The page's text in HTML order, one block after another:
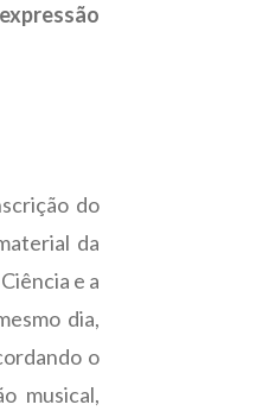
do
da
e a
dia,
o
musical,